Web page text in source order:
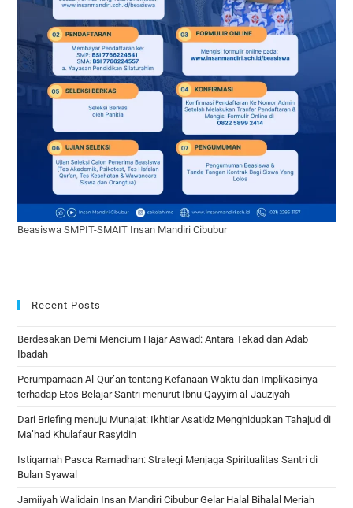
Beasiswa SMPIT-SMAIT Insan Mandiri Cibubur
Recent Posts
Berdesakan Demi Mencium Hajar Aswad: Antara Tekad dan Adab
Ibadah
Perumpamaan Al-Qur’an tentang Kefanaan Waktu dan Implikasinya
terhadap Etos Belajar Santri menurut Ibnu Qayyim al-Jauziyah
Dari Briefing menuju Munajat: Ikhtiar Asatidz Menghidupkan Tahajud di
Ma’had Khulafaur Rasyidin
Istiqamah Pasca Ramadhan: Strategi Menjaga Spiritualitas Santri di
Bulan Syawal
Jamiiyah Walidain Insan Mandiri Cibubur Gelar Halal Bihalal Meriah